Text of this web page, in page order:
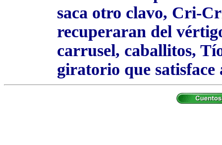
saca otro clavo, Cri-
recuperaran del
carrusel, caballitos,
giratorio que satisface